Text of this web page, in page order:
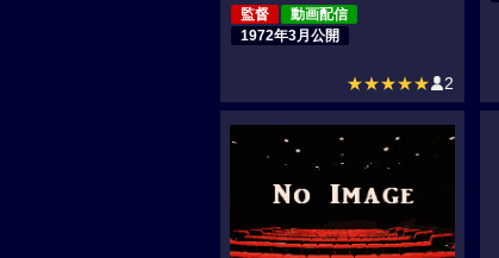
監督
動画配信
1972年3月公開
★★★★★ 2